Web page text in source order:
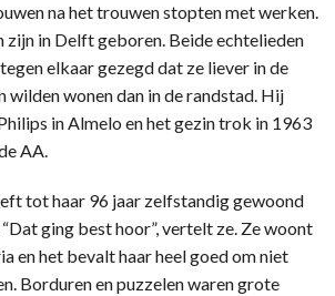
na het trouwen stopten met werken.
zijn in Delft geboren. Beide echtelieden
elkaar gezegd dat ze liever in de
wilden wonen dan in de randstad. Hij
in Almelo en het gezin trok in 1963
AA.
tot haar 96 jaar zelfstandig gewoond
ging best hoor”, vertelt ze. Ze woont
en het bevalt haar heel goed om niet
Borduren en puzzelen waren grote